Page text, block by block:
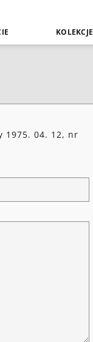
KOLEKCJE
1975. 04. 12, nr